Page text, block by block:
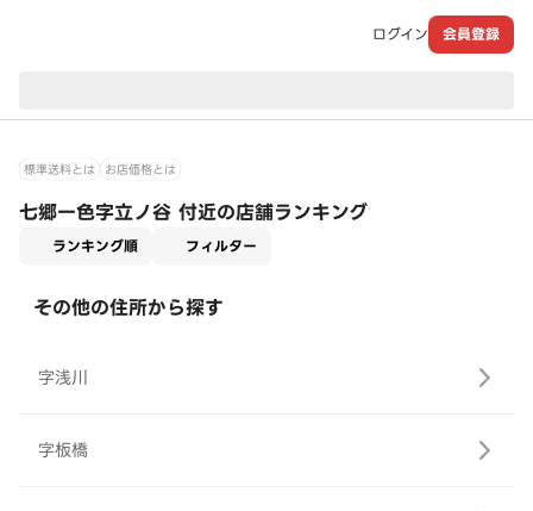
ログイン 会員登録
標準送料とは お店価格とは
七郷一色字立ノ谷 付近の店舗ランキング
ランキング順 フィルター
その他の住所から探す
字浅川
字板橋